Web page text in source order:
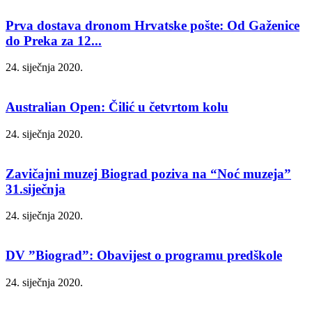
Prva dostava dronom Hrvatske pošte: Od Gaženice
do Preka za 12...
24. siječnja 2020.
Australian Open: Čilić u četvrtom kolu
24. siječnja 2020.
Zavičajni muzej Biograd poziva na “Noć muzeja”
31.siječnja
24. siječnja 2020.
DV ”Biograd”: Obavijest o programu predškole
24. siječnja 2020.